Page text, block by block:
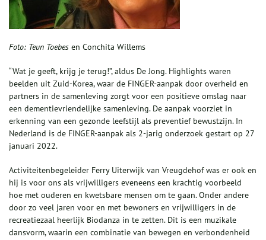
Foto: Teun Toebes en Conchita Willems
“Wat je geeft, krijg je terug!”, aldus De Jong. Highlights waren
beelden uit Zuid-Korea, waar de FINGER-aanpak door overheid en
partners in de samenleving zorgt voor een positieve omslag naar
een dementievriendelijke samenleving. De aanpak voorziet in
erkenning van een gezonde leefstijl als preventief bewustzijn. In
Nederland is de FINGER-aanpak als 2-jarig onderzoek gestart op 27
januari 2022.
Activiteitenbegeleider Ferry Uiterwijk van Vreugdehof was er ook en
hij is voor ons als vrijwilligers eveneens een krachtig voorbeeld
hoe met ouderen en kwetsbare mensen om te gaan. Onder andere
door zo veel jaren voor en met bewoners en vrijwilligers in de
recreatiezaal heerlijk Biodanza in te zetten. Dit is een muzikale
dansvorm, waarin een combinatie van bewegen en verbondenheid